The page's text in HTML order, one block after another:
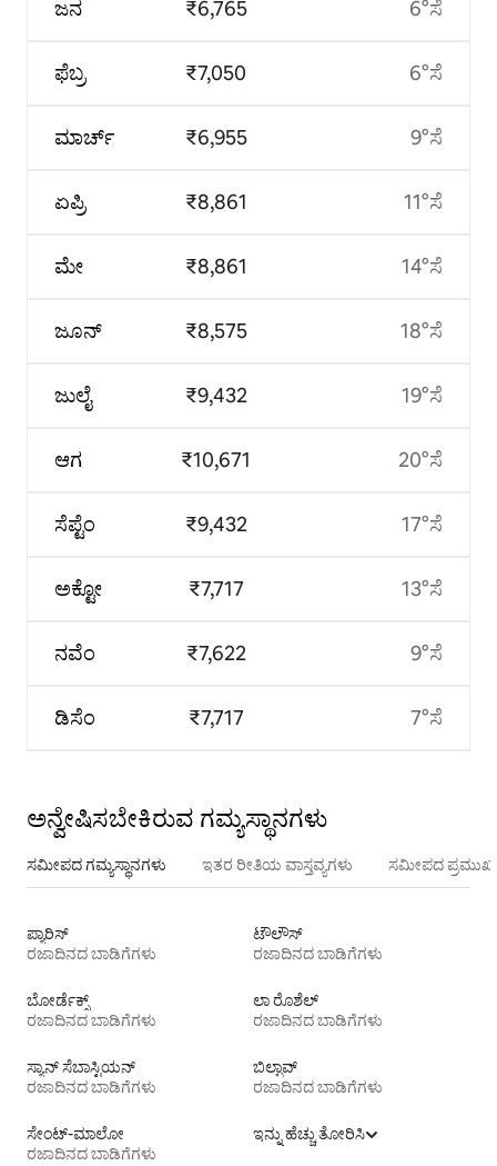
ಜನ
ಫೆಬ್ರ
ಮಾರ್ಚ್
ಏಪ್ರಿ
ಮೇ
ಜೂನ್
ಜುಲೈ
ಆಗ
ಸೆಪ್ಟೆಂ
ಅಕ್ಟೋ
ನವೆಂ
ಡಿಸೆಂ
₹6,765
₹7,050
₹6,955
₹8,861
₹8,861
₹8,575
₹9,432
₹10,671
₹9,432
₹7,717
₹7,622
₹7,717
6°ಸೆ
6°ಸೆ
9°ಸೆ
11°ಸೆ
14°ಸೆ
18°ಸೆ
19°ಸೆ
20°ಸೆ
17°ಸೆ
13°ಸೆ
9°ಸೆ
7°ಸೆ
ಅನ್ವೇಷಿಸಬೇಕಿರುವ ಗಮ್ಯಸ್ಥಾನಗಳು
ಸಮೀಪದ ಗಮ್ಯಸ್ಥಾನಗಳು ಇತರ ರೀತಿಯ ವಾಸ್ತವ್ಯಗಳು ಸಮೀಪದ ಪ್ರಮುಖ
ಪ್ಯಾರಿಸ್
ರಜಾದಿನದ ಬಾಡಿಗೆಗಳು
ಟೌಲೌಸ್
ರಜಾದಿನದ ಬಾಡಿಗೆಗಳು
ಬೋರ್ಡೆಕ್ಸ್
ರಜಾದಿನದ ಬಾಡಿಗೆಗಳು
ಲಾ ರೊಶೆಲ್
ರಜಾದಿನದ ಬಾಡಿಗೆಗಳು
ಸ್ಯಾನ್ ಸೆಬಾಸ್ಟಿಯನ್
ರಜಾದಿನದ ಬಾಡಿಗೆಗಳು
ಬಿಲ್ಬಾವ್
ರಜಾದಿನದ ಬಾಡಿಗೆಗಳು
ಸೇಂಟ್-ಮಾಲೋ
ರಜಾದಿನದ ಬಾಡಿಗೆಗಳು
ಇನ್ನು ಹೆಚ್ಚು ತೋರಿಸಿ